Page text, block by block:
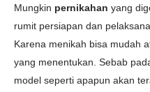
Mungkin pernikahan yang
rumit persiapan dan
Karena menikah bisa mudah
yang menentukan. Sebab
model seperti apapun akan